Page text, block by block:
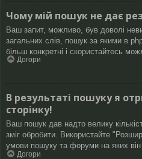
Чому мій пошук не дає
Ваш запит, можливо, був доволі
загальних слів, пошук за якими в
більш конкретні і скористайтесь
Догори
В результаті пошуку я
сторінку!
Ваш пошук дав надто велику
зміг обробити. Використайте
умови пошуку та форуми на яких він
Догори